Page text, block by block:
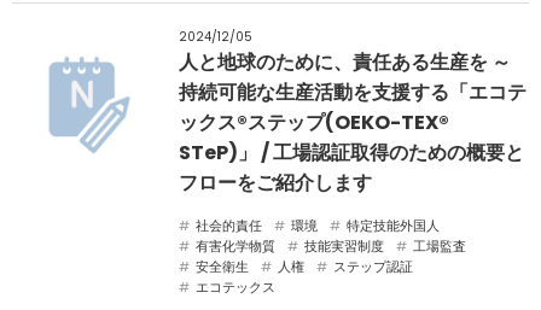
2024/12/05
人と地球のために、責任ある生産を ～
持続可能な生産活動を支援する「エコテ
ックス®ステップ(OEKO-TEX®
STeP)」 / 工場認証取得のための概要と
フローをご紹介します
社会的責任 環境
特定技能外国人
有害化学物質
技能実習制度
工場監査
安全衛生
人権
ステップ認証
エコテックス